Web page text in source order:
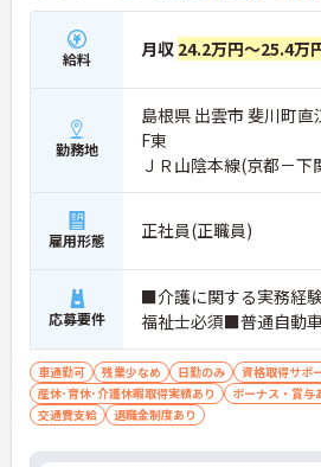
給料 月収 24.2万円～25.4万
勤務地
島根県 出雲市 斐川町
F東
ＪＲ山陰本線(京都－
車3分
雇用形態 正社員(正職員)
応募要件
■介護に関する実務経
福祉士必須■普通自動
車通勤可 残業少なめ 日勤のみ 資格取得サポ
産休･育休･介護休暇取得実績あり
ボーナス・賞与
交通費支給
退職金制度あり